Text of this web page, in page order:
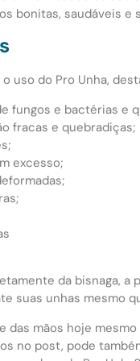
bonitas, saudáveis
uso do Pro Unha,
fungos e bactérias e
fracas e quebradiças;
excesso;
da bisnaga,
suas unhas mesmo
das mãos hoje
no post, pode